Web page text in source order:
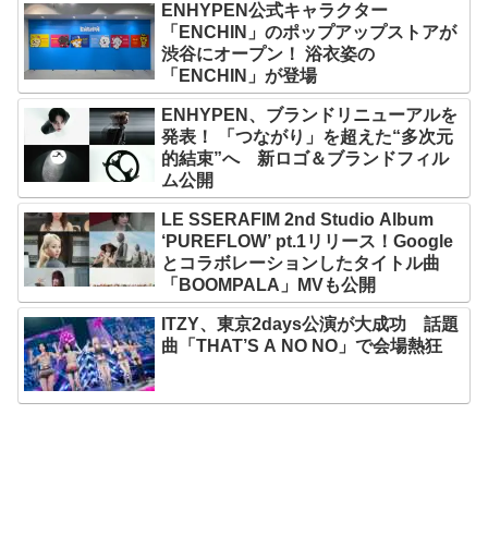
ENHYPEN公式キャラクター
「ENCHIN」のポップアップストアが
渋谷にオープン！ 浴衣姿の
「ENCHIN」が登場
ENHYPEN、ブランドリニューアルを
発表！ 「つながり」を超えた“多次元
的結束”へ 新ロゴ＆ブランドフィル
ム公開
LE SSERAFIM 2nd Studio Album
‘PUREFLOW’ pt.1リリース！Google
とコラボレーションしたタイトル曲
「BOOMPALA」MVも公開
ITZY、東京2days公演が大成功 話題
曲「THAT’S A NO NO」で会場熱狂